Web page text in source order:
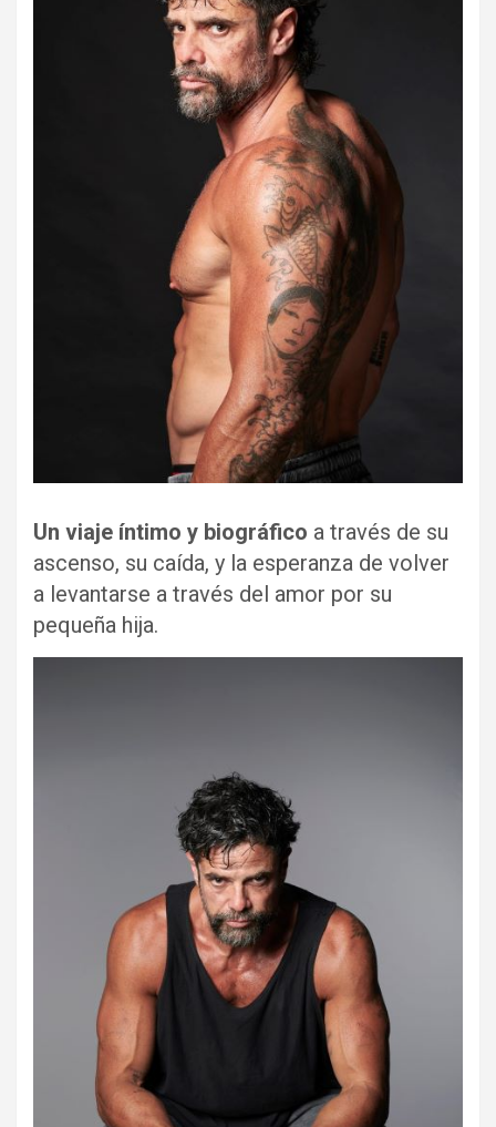
Un viaje íntimo y biográfico a través de su
ascenso, su caída, y la esperanza de volver
a levantarse a través del amor por su
pequeña hija.